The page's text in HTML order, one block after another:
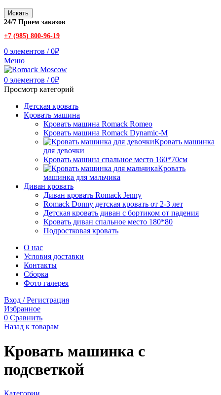
Искать
24/7 Прием заказов
+7 (985) 800-96-19
0 элементов / 0₽
Меню
0 элементов / 0₽
Просмотр категорий
Детская кровать
Кровать машина
Кровать машина Romack Romeo
Кровать машина Romack Dynamic-M
Кровать машинка
для девочки
Кровать машина спальное место 160*70см
Кровать
машинка для мальчика
Диван кровать
Диван кровать Romack Jenny
Romack Donny детская кровать от 2-3 лет
Детская кровать диван с бортиком от падения
Кровать диван спальное место 180*80
Подростковая кровать
О нас
Условия доставки
Контакты
Сборка
Фото галерея
Вход / Регистрация
Избранное
0 Сравнить
Назад к товарам
Кровать машинка с
подсветкой
Категории